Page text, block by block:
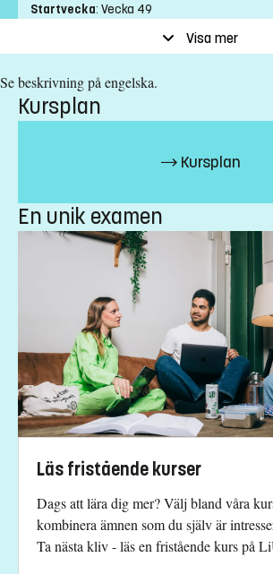
Startvecka: Vecka 49
Ort:Linköping
Studietakt:Helfart
Nivå:Grundnivå
Anmälningskod:LIU-42139
Antal platser:5
Särskilda förkunskapskrav
120 hp godkända kurser varav minst 60
i företagsekonomi, eller motsvarande.
Engelska 6 eller Engelska nivå 2.
Undantag ges för svenska.
Urval
13500 kr - OBS! Gäller bara studenter
Schweiz.
Visa mer
Se beskrivning på engelska.
Kursplan
Kursplan
En unik examen
Läs fristående kurser
Dags att lära dig mer? Välj bland våra
kombinera ämnen som du själv är
Ta nästa kliv - läs en fristående kurs på